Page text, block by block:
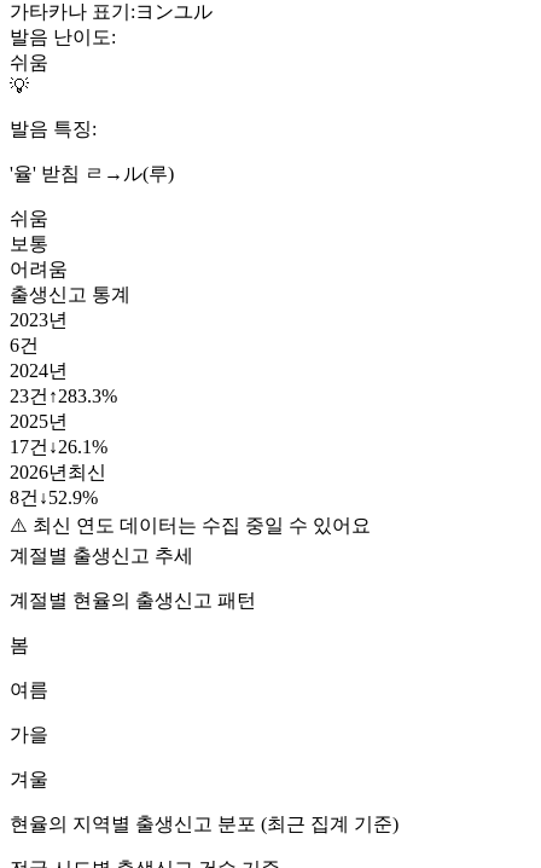
가타카나 표기:ヨンユル
발음 난이도:
쉬움
💡
발음 특징:
'율' 받침 ㄹ→ル(루)
쉬움
보통
어려움
출생신고 통계
2023년
6건
2024년
23건 ↑283.3%
2025년
17건 ↓26.1%
2026년 최신
8건 ↓52.9%
⚠️ 최신 연도 데이터는 수집 중일 수 있어요
계절별 출생신고 추세
계절별 현율의 출생신고 패턴
봄
여름
가을
겨울
현율의 지역별 출생신고 분포 (최근 집계 기준)